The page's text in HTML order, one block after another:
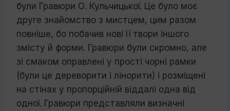
були Гравюри О. Кульчицької. Це було моє
друге знайомство з мистцем, цим разом
повніше, бо побачив нові її твори іншого
змісту й форми. Гравюри були скромно, але
зі смаком оправлені у прості чорні рамки
(були це дереворити і лінорити) і розміщені
на стінах у пропорційній від­далі одна від
одної. Гравюри представляли визначні